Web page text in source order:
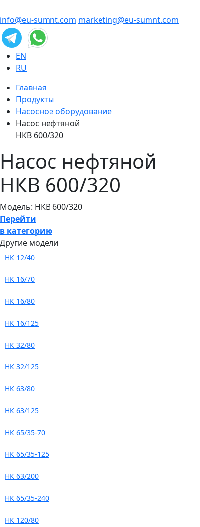
info@eu-sumnt.com marketing@eu-sumnt.com
EN
RU
Главная
Продукты
Насосное оборудование
Насос нефтяной
НКВ 600/320
Насос нефтяной
НКВ 600/320
Модель: НКВ 600/320
Перейти
в категорию
Другие модели
НК 12/40
НК 16/70
НК 16/80
НК 16/125
НК 32/80
НК 32/125
НК 63/80
НК 63/125
НК 65/35-70
НК 65/35-125
НК 63/200
НК 65/35-240
НК 120/80